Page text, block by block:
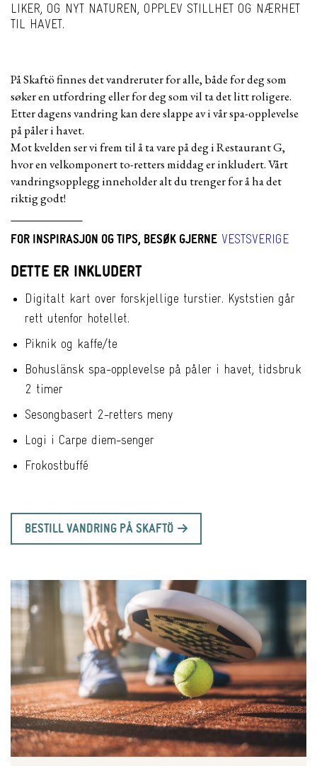
LIKER, OG NYT NATUREN, OPPLEV STILLHET OG NÆRHET
TIL HAVET.
På Skaftö finnes det vandreruter for alle, både for deg som
søker en utfordring eller for deg som vil ta det litt roligere.
Etter dagens vandring kan dere slappe av i vår spa-opplevelse
på påler i havet.
Mot kvelden ser vi frem til å ta vare på deg i Restaurant G,
hvor en velkomponert to-retters middag er inkludert. Vårt
vandringsopplegg inneholder alt du trenger for å ha det
riktig godt!
FOR INSPIRASJON OG TIPS, BESØK GJERNE VESTSVERIGE
DETTE ER INKLUDERT
Digitalt kart over forskjellige turstier. Kyststien går
rett utenfor hotellet.
Piknik og kaffe/te
Bohuslänsk spa-opplevelse på påler i havet, tidsbruk
2 timer
Sesongbasert 2-retters meny
Logi i Carpe diem-senger
Frokostbuffé
BESTILL VANDRING PÅ SKAFTÖ